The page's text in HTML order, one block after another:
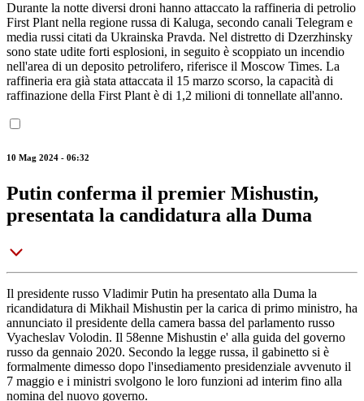
Durante la notte diversi droni hanno attaccato la raffineria di petrolio
First Plant nella regione russa di Kaluga, secondo canali Telegram e
media russi citati da Ukrainska Pravda. Nel distretto di Dzerzhinsky
sono state udite forti esplosioni, in seguito è scoppiato un incendio
nell'area di un deposito petrolifero, riferisce il Moscow Times. La
raffineria era già stata attaccata il 15 marzo scorso, la capacità di
raffinazione della First Plant è di 1,2 milioni di tonnellate all'anno.
10 Mag 2024 - 06:32
Putin conferma il premier Mishustin,
presentata la candidatura alla Duma
Il presidente russo Vladimir Putin ha presentato alla Duma la
ricandidatura di Mikhail Mishustin per la carica di primo ministro, ha
annunciato il presidente della camera bassa del parlamento russo
Vyacheslav Volodin. Il 58enne Mishustin e' alla guida del governo
russo da gennaio 2020. Secondo la legge russa, il gabinetto si è
formalmente dimesso dopo l'insediamento presidenziale avvenuto il
7 maggio e i ministri svolgono le loro funzioni ad interim fino alla
nomina del nuovo governo.